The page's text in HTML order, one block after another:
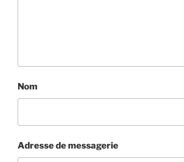
Nom
Adresse de messagerie